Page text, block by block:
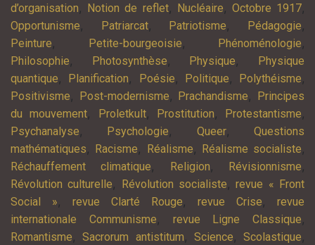
d’organisation, Notion de reflet, Nucléaire, Octobre 1917,
Opportunisme, Patriarcat, Patriotisme, Pédagogie,
Peinture, Petite-bourgeoisie, Phénoménologie,
Philosophie, Photosynthèse, Physique,
Physique
quantique, Planification, Poésie, Politique, Polythéisme,
Positivisme, Post-modernisme, Prachandisme,
Principes
du mouvement, Proletkult, Prostitution, Protestantisme,
Psychanalyse, Psychologie, Queer,Questions
mathématiques, Racisme, Réalisme, Réalisme socialiste,
Réchauffement climatique, Religion, Révisionnisme,
Révolution culturelle, Révolution socialiste,revue « Front
Social », revue Clarté Rouge, revue Crise, revue
internationale Communisme, revue Ligne Classique,
Romantisme,Sacrorum antistitum, Science, Scolastique,